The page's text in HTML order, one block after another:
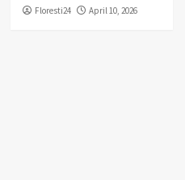
Floresti24 April 10, 2026